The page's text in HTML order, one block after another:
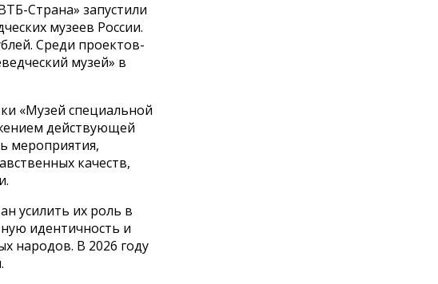
Страна» запустили
музеев России.
Среди проектов-
музей» в
«Музей специальной
действующей
мероприятия,
качеств,
усилить их роль в
идентичность и
народов. В 2026 году